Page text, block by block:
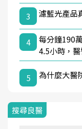
3
濾藍光產
4
每分鐘190
4.5小時，
5 為什麼大醫
搜尋良醫